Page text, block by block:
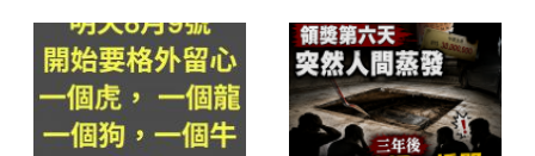
累積速度會非常穩健，是真正的「財庫
飽滿」。